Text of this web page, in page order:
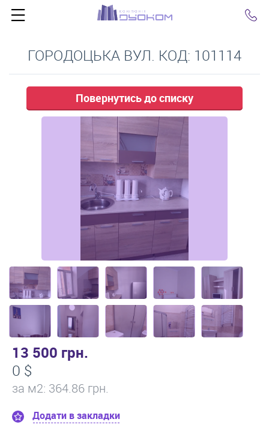
ГОРОДОЦЬКА ВУЛ. КОД: 101114
Повернутись до списку
13 500 грн.
0 $
за м2: 364.86 грн.
Додати в закладки